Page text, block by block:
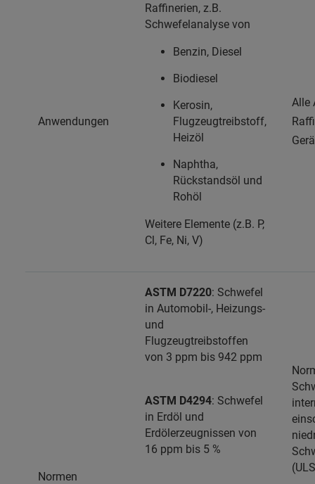
Anwendungen
Raffinerien, z.B.
Schwefelanalyse von
Benzin, Diesel
Biodiesel
Kerosin,
Flugzeugtreibstoff,
Heizöl
Naphtha,
Rückstandsöl und
Rohöl
Weitere Elemente (z.B. P,
Cl, Fe, Ni, V)
Alle
Normen
ASTM D7220: Schwefel
in Automobil-, Heizungs-
und
Flugzeugtreibstoffen
von 3 ppm bis 942 ppm
ASTM D4294: Schwefel
in Erdöl und
Erdölerzeugnissen von
16 ppm bis 5 %